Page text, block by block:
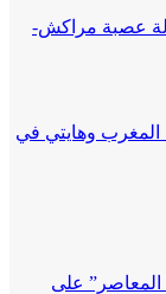
عصبة مراكش-
المغرب وهايتي في
على